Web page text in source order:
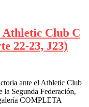
Club C
22-23, J23)
ante el Athletic Club
la Segunda Federación,
COMPLETA